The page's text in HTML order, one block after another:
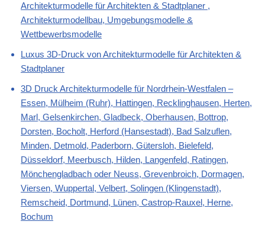
Architekturmodelle für Architekten & Stadtplaner ,
Architekturmodellbau, Umgebungsmodelle &
Wettbewerbsmodelle
Luxus 3D-Druck von Architekturmodelle für Architekten &
Stadtplaner
3D Druck Architekturmodelle für Nordrhein-Westfalen –
Essen, Mülheim (Ruhr), Hattingen, Recklinghausen, Herten,
Marl, Gelsenkirchen, Gladbeck, Oberhausen, Bottrop,
Dorsten, Bocholt, Herford (Hansestadt), Bad Salzuflen,
Minden, Detmold, Paderborn, Gütersloh, Bielefeld,
Düsseldorf, Meerbusch, Hilden, Langenfeld, Ratingen,
Mönchengladbach oder Neuss, Grevenbroich, Dormagen,
Viersen, Wuppertal, Velbert, Solingen (Klingenstadt),
Remscheid, Dortmund, Lünen, Castrop-Rauxel, Herne,
Bochum